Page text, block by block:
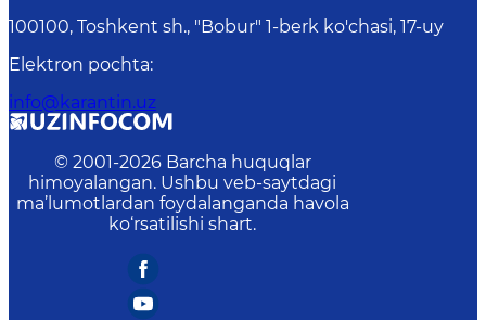
100100, Toshkent sh., "Bobur" 1-berk ko'chasi, 17-uy
Elektron pochta:
info@karantin.uz
© 2001-2026 Barcha huquqlar
himoyalangan. Ushbu veb-saytdagi
ma’lumotlardan foydalanganda havola
ko‘rsatilishi shart.